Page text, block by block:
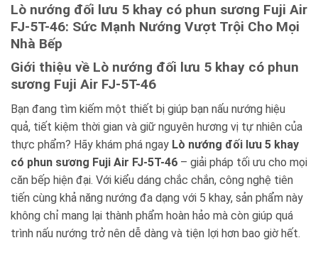
Lò nướng đối lưu 5 khay có phun sương Fuji Air
FJ-5T-46: Sức Mạnh Nướng Vượt Trội Cho Mọi
Nhà Bếp
Giới thiệu về Lò nướng đối lưu 5 khay có phun
sương Fuji Air FJ-5T-46
Bạn đang tìm kiếm một thiết bị giúp bạn nấu nướng hiệu
quả, tiết kiệm thời gian và giữ nguyên hương vị tự nhiên của
thực phẩm? Hãy khám phá ngay Lò nướng đối lưu 5 khay
có phun sương Fuji Air FJ-5T-46 – giải pháp tối ưu cho mọi
căn bếp hiện đại. Với kiểu dáng chắc chắn, công nghệ tiên
tiến cùng khả năng nướng đa dạng với 5 khay, sản phẩm này
không chỉ mang lại thành phẩm hoàn hảo mà còn giúp quá
trình nấu nướng trở nên dễ dàng và tiện lợi hơn bao giờ hết.